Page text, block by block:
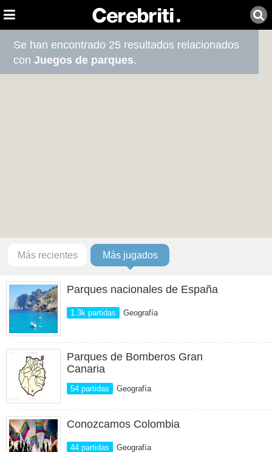
Se han encontrado 25 resultados relacionados
conJuegos de parques.
Más recientes Más jugados
Parques nacionales de España
1.3k partidas Geografía
Parques de Bomberos Gran
Canaria
54 partidas Geografía
Conozcamos Colombia
44 partidas Geografía